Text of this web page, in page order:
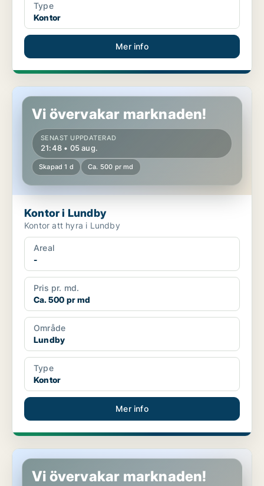
Type
Kontor
Mer info
Kontor i Lundby
Vi övervakar marknaden!
SENAST UPPDATERAD
21:48 • 05 aug.
Skapad 1 d Ca. 500 pr md
Kontor i Lundby
Kontor att hyra i Lundby
Areal
-
Pris pr. md.
Ca. 500 pr md
Område
Lundby
Type
Kontor
Mer info
Kontor i Lundby
Vi övervakar marknaden!